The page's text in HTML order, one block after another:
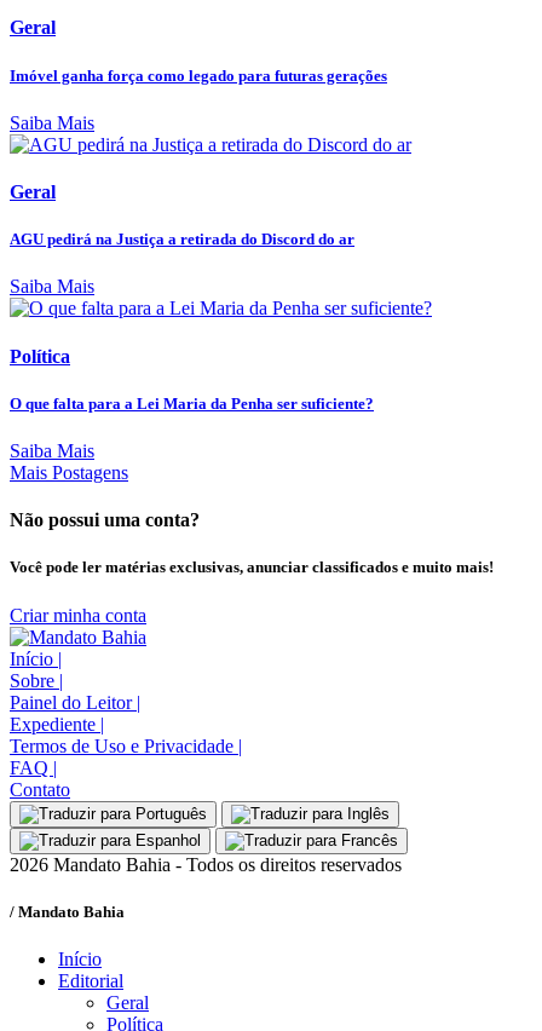
Geral
Imóvel ganha força como legado para futuras gerações
Saiba Mais
Geral
AGU pedirá na Justiça a retirada do Discord do ar
Saiba Mais
Política
O que falta para a Lei Maria da Penha ser suficiente?
Saiba Mais
Mais Postagens
Não possui uma conta?
Você pode ler matérias exclusivas, anunciar classificados e muito mais!
Criar minha conta
Início |
Sobre |
Painel do Leitor |
Expediente |
Termos de Uso e Privacidade |
FAQ |
Contato
2026 Mandato Bahia - Todos os direitos reservados
/ Mandato Bahia
Início
Editorial
Geral
Política